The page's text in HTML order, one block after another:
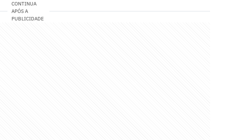
CONTINUA
APÓS A
PUBLICIDADE